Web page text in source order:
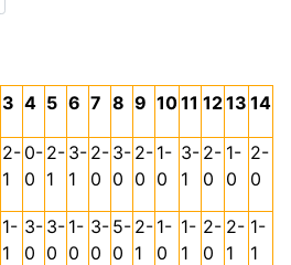
3 4 5 6 7 8 9 1011 1213 14
2-
1
0-
0
2-
1
3-
1
2-
0
3-
0
2-
0
1-
0
3-
1
2-
0
1-
0
2-
0
1-
1
3-
0
3-
0
1-
0
3-
0
5-
0
2-
1
1-
0
1-
1
2-
0
2-
1
1-
1